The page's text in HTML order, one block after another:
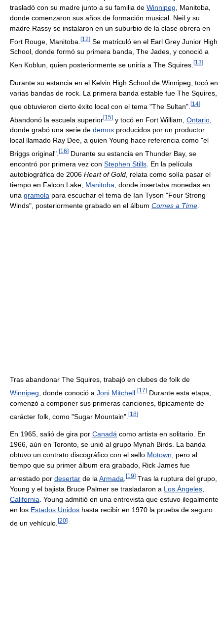
trasladó con su madre junto a su familia de Winnipeg , Manitoba,
donde comenzaron sus años de formación musical. Neil y su
madre Rassy se instalaron en un suburbio de la clase obrera en
Fort Rouge, Manitoba. [12] Se matriculó en el Earl Grey Junior High
School, donde formó su primera banda, The Jades, y conoció a
Ken Koblun, quien posteriormente se uniría a The Squires. [13]
Durante su estancia en el Kelvin High School de Winnipeg, tocó en
varias bandas de rock. La primera banda estable fue The Squires,
que obtuvieron cierto éxito local con el tema "The Sultan". [14]
Abandonó la escuela superior[15] y tocó en Fort William, Ontario
donde grabó una serie de demos producidos por un productor
local llamado Ray Dee, a quien Young hace referencia como "el
Briggs original". [16] Durante su estancia en Thunder Bay, se
encontró por primera vez con Stephen Stills . En la película
autobiográfica de 2006 Heart of Gold , relata como solía pasar el
tiempo en Falcon Lake, Manitoba , donde insertaba monedas en
una gramola para escuchar el tema de Ian Tyson "Four Strong
Winds", posteriormente grabado en el álbum Comes a Time
Tras abandonar The Squires, trabajó en clubes de folk de
Winnipeg , donde conoció a Joni Mitchell [17] Durante esta etapa,
comenzó a componer sus primeras canciones, típicamente de
carácter folk, como "Sugar Mountain". [18]
En 1965, salió de gira por Canadá como artista en solitario. En
1966, aún en Toronto, se unió al grupo Mynah Birds. La banda
obtuvo un contrato discográfico con el sello Motown , pero al
tiempo que su primer álbum era grabado, Rick James fue
arrestado por desertar de la Armada [19] Tras la ruptura del grupo,
Young y el bajista Bruce Palmer se trasladaron a Los Ángeles
California . Young admitió en una entrevista que estuvo ilegalmente
en los Estados Unidos hasta recibir en 1970 la prueba de seguro
de un vehículo. [20]